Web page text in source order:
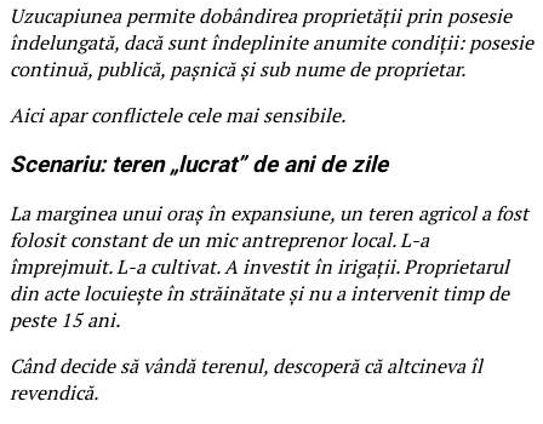
Uzucapiunea permite dobândirea proprietății prin posesie
îndelungată, dacă sunt îndeplinite anumite condiții: posesie
continuă, publică, pașnică și sub nume de proprietar.
Aici apar conflictele cele mai sensibile.
Scenariu: teren „lucrat” de ani de zile
La marginea unui oraș în expansiune, un teren agricol a fost
folosit constant de un mic antreprenor local. L-a
împrejmuit. L-a cultivat. A investit în irigații. Proprietarul
din acte locuiește în străinătate și nu a intervenit timp de
peste 15 ani.
Când decide să vândă terenul, descoperă că altcineva îl
revendică.